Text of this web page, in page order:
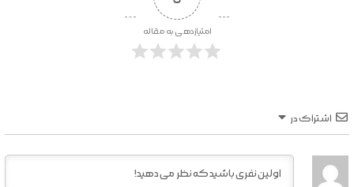
امتیازدهی به مقاله
اشتراک در